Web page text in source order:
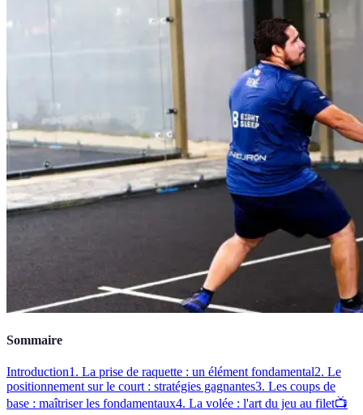
Sommaire
Introduction1. La prise de raquette : un élément fondamental2. Le
positionnement sur le court : stratégies gagnantes3. Les coups de
base : maîtriser les fondamentaux4. La volée : l'art du jeu au filet📺